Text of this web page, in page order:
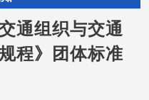
通组织与交通
程》团体标准